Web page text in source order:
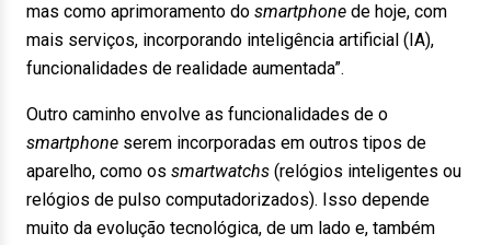
mas como aprimoramento do smartphone de hoje, com
mais serviços, incorporando inteligência artificial (IA),
funcionalidades de realidade aumentada”.
Outro caminho envolve as funcionalidades de o
smartphone serem incorporadas em outros tipos de
aparelho, como os smartwatchs (relógios inteligentes ou
relógios de pulso computadorizados). Isso depende
muito da evolução tecnológica, de um lado e, também